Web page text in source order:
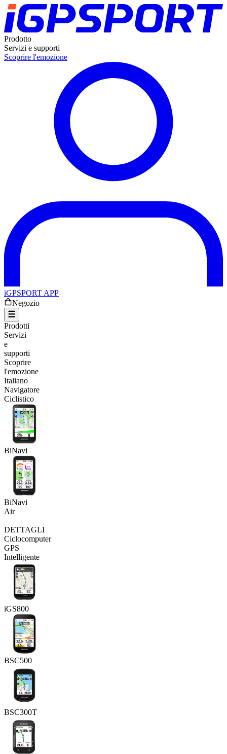
Prodotto
Servizi e supporti
Scoprire l'emozione
iGPSPORT APP
Negozio
Prodotti
Servizi
e
supporti
Scoprire
l'emozione
Italiano
Navigatore
Ciclistico
BiNavi
BiNavi
Air
DETTAGLI
Ciclocomputer
GPS
Intelligente
iGS800
BSC500
BSC300T